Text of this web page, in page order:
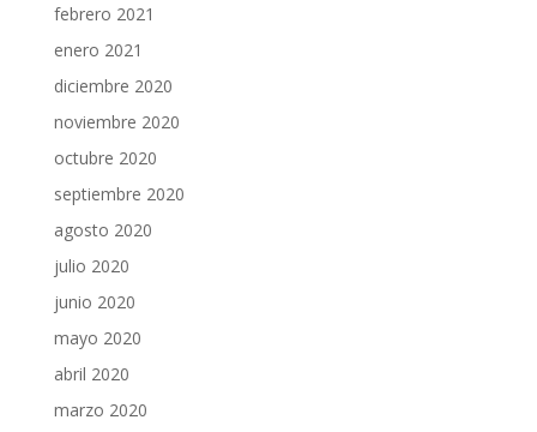
febrero 2021
enero 2021
diciembre 2020
noviembre 2020
octubre 2020
septiembre 2020
agosto 2020
julio 2020
junio 2020
mayo 2020
abril 2020
marzo 2020